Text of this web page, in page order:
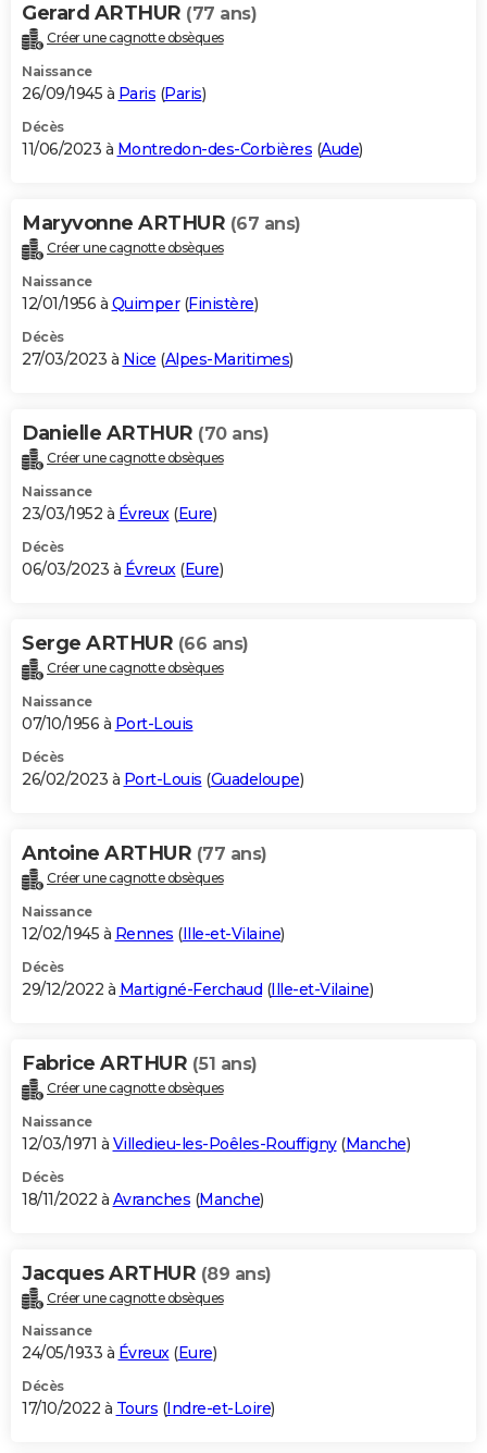
Gerard ARTHUR (77 ans)
Créer une cagnotte obsèques
Naissance
26/09/1945 à Paris (Paris)
Décès
11/06/2023 à Montredon-des-Corbières (Aude)
Maryvonne ARTHUR (67 ans)
Créer une cagnotte obsèques
Naissance
12/01/1956 à Quimper(Finistère)
Décès
27/03/2023 à Nice (Alpes-Maritimes)
Danielle ARTHUR (70 ans)
Créer une cagnotte obsèques
Naissance
23/03/1952 à Évreux(Eure)
Décès
06/03/2023 à Évreux(Eure)
Serge ARTHUR (66 ans)
Créer une cagnotte obsèques
Naissance
07/10/1956 à Port-Louis
Décès
26/02/2023 à Port-Louis (Guadeloupe)
Antoine ARTHUR (77 ans)
Créer une cagnotte obsèques
Naissance
12/02/1945 à Rennes (Ille-et-Vilaine)
Décès
29/12/2022 à Martigné-Ferchaud (Ille-et-Vilaine)
Fabrice ARTHUR (51 ans)
Créer une cagnotte obsèques
Naissance
12/03/1971 à Villedieu-les-Poêles-Rouffigny(Manche)
Décès
18/11/2022 à Avranches (Manche)
Jacques ARTHUR (89 ans)
Créer une cagnotte obsèques
Naissance
24/05/1933 à Évreux(Eure)
Décès
17/10/2022 à Tours (Indre-et-Loire)